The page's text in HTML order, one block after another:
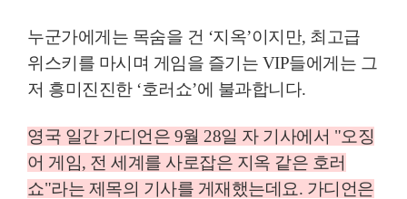
누군가에게는 목숨을 건 ‘지옥’이지만, 최고급
위스키를 마시며 게임을 즐기는 VIP들에게는 그
저 흥미진진한 ‘호러쇼’에 불과합니다.
영국 일간 가디언은 9월 28일 자 기사에서 "오징
어 게임, 전 세계를 사로잡은 지옥 같은 호러
쇼"라는 제목의 기사를 게재했는데요. 가디언은